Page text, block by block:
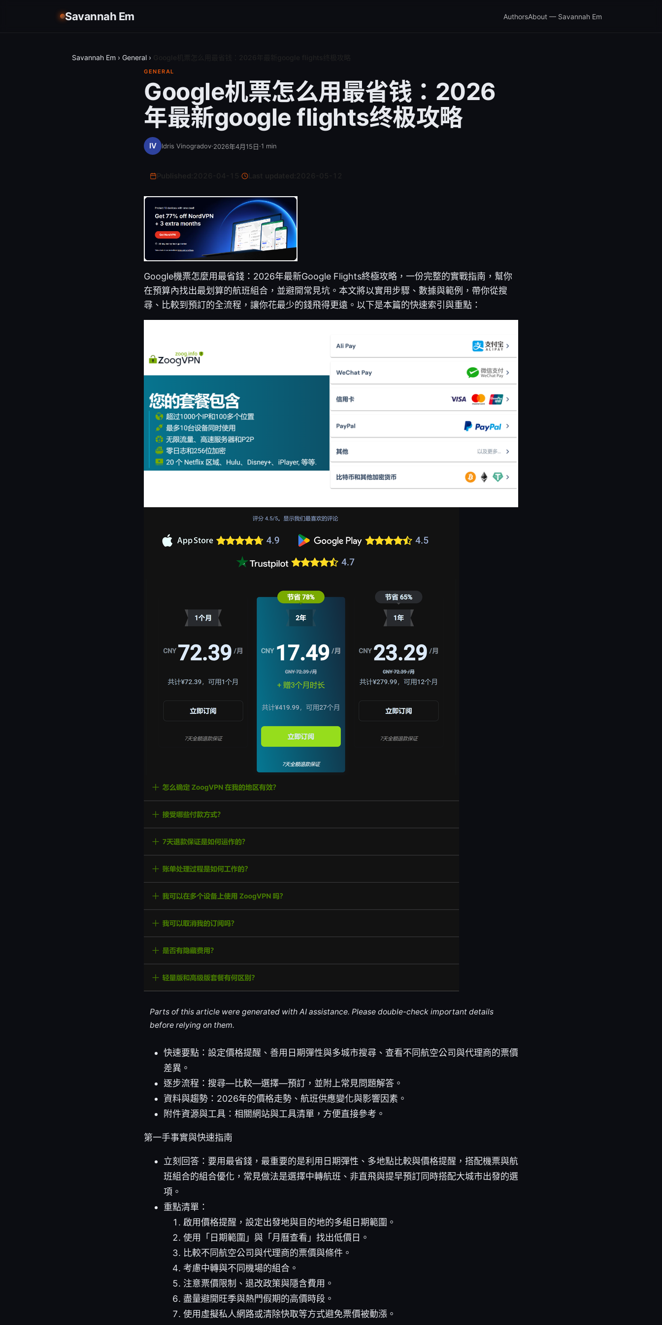
Savannah Em AuthorsAbout — Savannah Em
Savannah Em › General ›
GENERAL
Google机票怎么用最省钱：2026
年最新google flights终极攻略
Idris Vinogradov·2026年4月15日·1 min
Last updated:
Google機票怎麼用最省錢：2026年最新Google Flights終極攻略，一份完整的實戰指南，幫你
在預算內找出最划算的航班組合，並避開常見坑。本文將以實用步驟、數據與範例，帶你從搜
尋、比較到預訂的全流程，讓你花最少的錢飛得更遠。以下是本篇的快速索引與重點：
Parts of this article were generated with AI assistance. Please double-check important details
before relying on them.
快速要點：設定價格提醒、善用日期彈性與多城市搜尋、查看不同航空公司與代理商的票價
差異。
逐步流程：搜尋—比較—選擇—預訂，並附上常見問題解答。
資料與趨勢：2026年的價格走勢、航班供應變化與影響因素。
附件資源與工具：相關網站與工具清單，方便直接參考。
第一手事實與快速指南
立刻回答：要用最省錢，最重要的是利用日期彈性、多地點比較與價格提醒，搭配機票與航
班組合的組合優化，常見做法是選擇中轉航班、非直飛與提早預訂同時搭配大城市出發的選
項。
重點清單：
啟用價格提醒，設定出發地與目的地的多組日期範圍。
使用「日期範圍」與「月曆查看」找出低價日。
比較不同航空公司與代理商的票價與條件。
考慮中轉與不同機場的組合。
注意票價限制、退改政策與隱含費用。
盡量避開旺季與熱門假期的高價時段。
使用虛擬私人網路或清除快取等方式避免票價被動漲。